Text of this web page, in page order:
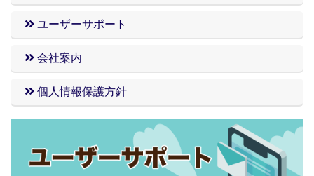
ユーザーサポート
会社案内
個人情報保護方針